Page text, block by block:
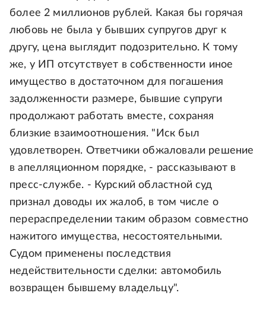
более 2 миллионов рублей. Какая бы горячая
любовь не была у бывших супругов друг к
другу, цена выглядит подозрительно. К тому
же, у ИП отсутствует в собственности иное
имущество в достаточном для погашения
задолженности размере, бывшие супруги
продолжают работать вместе, сохраняя
близкие взаимоотношения. "Иск был
удовлетворен. Ответчики обжаловали решение
в апелляционном порядке, - рассказывают в
пресс-службе. - Курский областной суд
признал доводы их жалоб, в том числе о
перераспределении таким образом совместно
нажитого имущества, несостоятельными.
Судом применены последствия
недействительности сделки: автомобиль
возвращен бывшему владельцу".